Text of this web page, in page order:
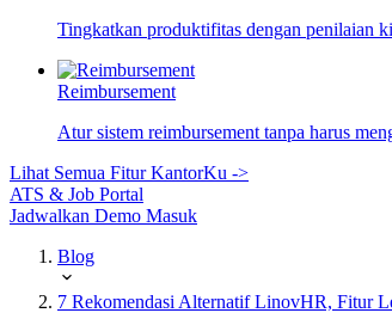
Tingkatkan produktifitas dengan penilaian
Reimbursement
Atur sistem reimbursement tanpa harus
Lihat Semua Fitur KantorKu ->
ATS & Job Portal
Jadwalkan Demo Masuk
Blog
7 Rekomendasi Alternatif LinovHR, Fitur